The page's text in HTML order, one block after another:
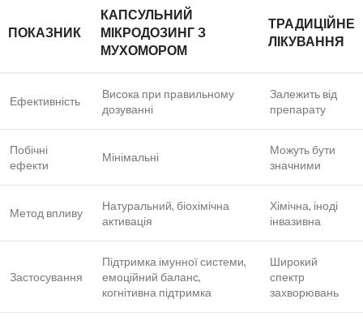
ПОКАЗНИК
КАПСУЛЬНИЙ
МІКРОДОЗИНГ З
МУХОМОРОМ
ТРАДИЦІЙНЕ
ЛІКУВАННЯ
Ефективність
Висока при правильному
дозуванні
Залежить від
препарату
Побічні
ефекти
Мінімальні
Можуть бути
значними
Метод впливу
Натуральний, біохімічна
активація
Хімічна, іноді
інвазивна
Застосування
Підтримка імунної системи,
емоційний баланс,
когнітивна підтримка
Широкий
спектр
захворювань